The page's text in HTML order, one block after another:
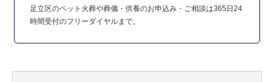
足立区のペット火葬や葬儀・供養のお申込み・ご相談は365日24
時間受付のフリーダイヤルまで。